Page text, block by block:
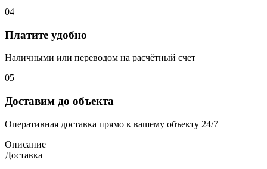
04
Платите удобно
Наличными или переводом на расчётный счет
05
Доставим до объекта
Оперативная доставка прямо к вашему объекту 24/7
Описание
Доставка